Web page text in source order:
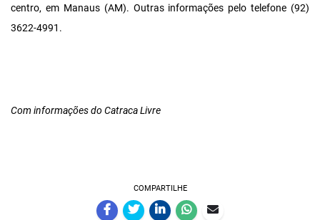
centro, em Manaus (AM). Outras informações pelo telefone (92)
3622-4991.
Com informações do Catraca Livre
COMPARTILHE